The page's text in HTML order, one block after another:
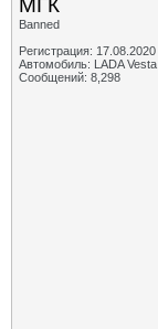
МГК
Banned
Регистрация: 17.08.2020
Автомобиль: LADA Vesta
Сообщений: 8,298